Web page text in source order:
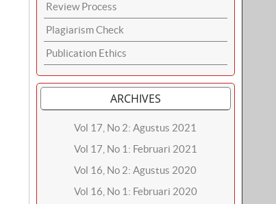
Review Process
Plagiarism Check
Publication Ethics
ARCHIVES
Vol 17, No 2: Agustus 2021
Vol 17, No 1: Februari 2021
Vol 16, No 2: Agustus 2020
Vol 16, No 1: Februari 2020